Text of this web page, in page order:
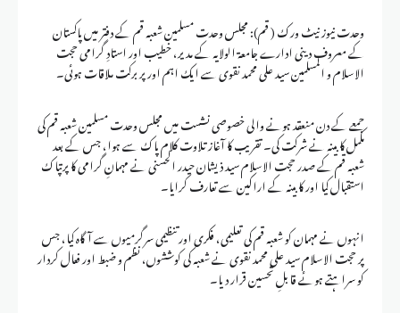
وحدت نیوز نیٹ ورک ( قم): مجلس وحدت مسلمین شعبہ قم کے دفتر میں پاکستان
کے معروف دینی ادارے جامعۃ الولایہ کے مدیر، خطیب اور استادِ گرامی حجت
الاسلام و المسلمین سید علی محمد نقوی سے ایک اہم اور پر برکت ملاقات ہوئی۔
جمعے کے دن منعقد ہونے والی خصوصی نشست میں مجلس وحدت مسلمین شعبہ قم کی
مکمل کابینہ نے شرکت کی۔ تقریب کا آغاز تلاوت کلام پاک سے ہوا، جس کے بعد
شعبہ قم کے صدر حجت الاسلام سید ذیشان حیدر الحسنی نے مہمانِ گرامی کا پرتپاک
استقبال کیا اور کابینہ کے اراکین سے تعارف کرایا۔
انہوں نے مہمان کو شعبہ قم کی تعلیمی، فکری اور تنظیمی سرگرمیوں سے آگاہ کیا، جس
پر حجت الاسلام سید علی محمد نقوی نے شعبہ کی کوششوں، نظم و ضبط اور فعال کردار
کو سراہتے ہوئے قابلِ تحسین قرار دیا۔